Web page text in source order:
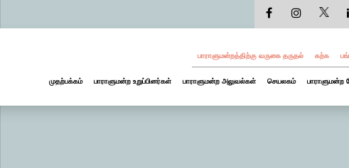
பாராளுமன்றத்திற்கு வருகை தருதல் கற்க
முதற்பக்கம் பாராளுமன்ற உறுப்பினர்கள் பாராளுமன்ற அலுவல்கள் செயலகம் பாராளுமன்ற